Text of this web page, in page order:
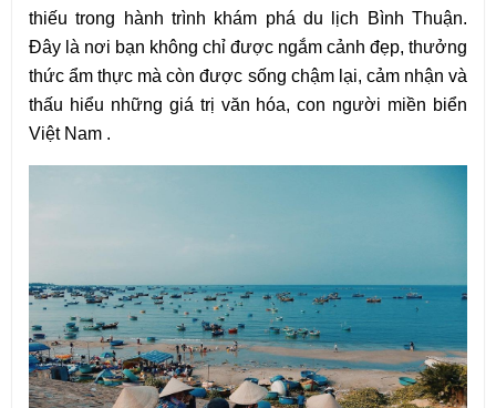
thiếu trong hành trình khám phá du lịch Bình Thuận.
Đây là nơi bạn không chỉ được ngắm cảnh đẹp, thưởng
thức ẩm thực mà còn được sống chậm lại, cảm nhận và
thấu hiểu những giá trị văn hóa, con người miền biển
Việt Nam .